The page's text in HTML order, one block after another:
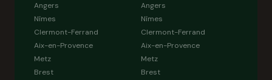
Angers
Nîmes
Clermont-Ferrand
Aix-en-Provence
Metz
Brest
Angers
Nîmes
Clermont-Ferrand
Aix-en-Provence
Metz
Brest